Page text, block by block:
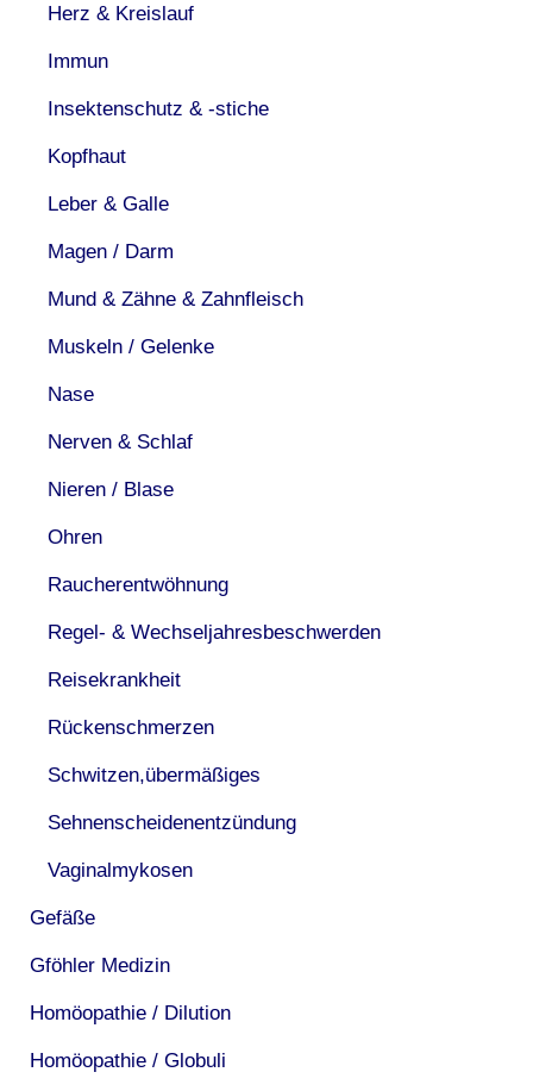
Herz & Kreislauf
Immun
Insektenschutz & -stiche
Kopfhaut
Leber & Galle
Magen / Darm
Mund & Zähne & Zahnfleisch
Muskeln / Gelenke
Nase
Nerven & Schlaf
Nieren / Blase
Ohren
Raucherentwöhnung
Regel- & Wechseljahresbeschwerden
Reisekrankheit
Rückenschmerzen
Schwitzen,übermäßiges
Sehnenscheidenentzündung
Vaginalmykosen
Gefäße
Gföhler Medizin
Homöopathie / Dilution
Homöopathie / Globuli